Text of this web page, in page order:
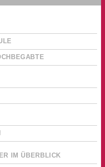
IM ÜBERBLICK